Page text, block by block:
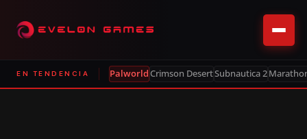
EN TENDENCIA PalworldCrimson DesertSubnautica 2